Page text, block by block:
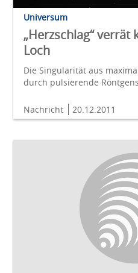
Universum
„Herzschlag“ verrät
Loch
Die Singularität aus
durch pulsierende
Nachricht 20.12.2011